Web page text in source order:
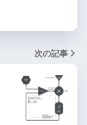
次の記事